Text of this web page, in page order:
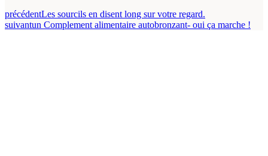
précédentLes sourcils en disent long sur votre regard.
suivantun Complement alimentaire autobronzant- oui ça marche !